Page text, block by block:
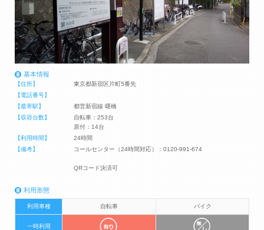
基本情報
【住所】
東京都新宿区片町5番先
【電話番号】
【最寄駅】
都営新宿線 曙橋
【収容台数】
自転車：253台
原付：14台
【利用時間】
24時間
【備考】
コールセンター（24時間対応）：0120-991-674
QRコード決済可
利用形態
利用車種 自転車 バイク
一時利用